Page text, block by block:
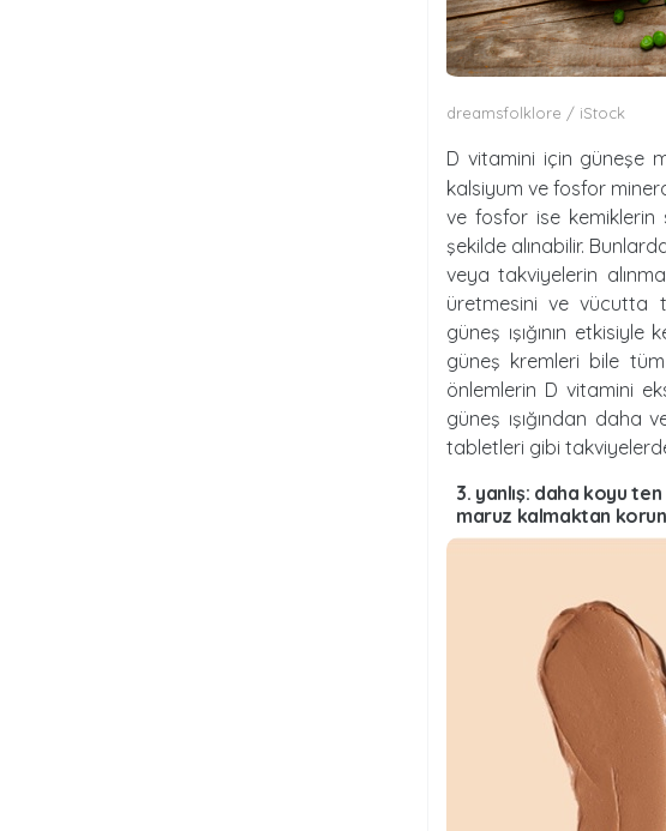
dreamsfolklore / iStock
D vitamini için güneşe
kalsiyum ve fosfor
ve fosfor ise kemiklerin
şekilde alınabilir.
veya takviyelerin
üretmesini ve vücutta
güneş ışığının
güneş kremleri bile tüm
önlemlerin D vitamini
güneş ışığından daha
tabletleri gibi
3. yanlış: daha koyu ten rengine sahip kişiler doğal olarak zararlı güneş işınlarına
maruz kalmaktan